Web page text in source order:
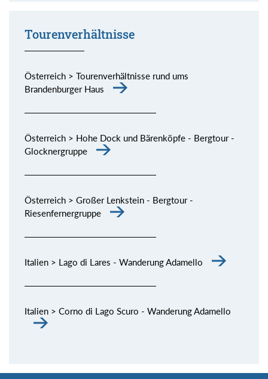
Tourenverhältnisse
Österreich > Tourenverhältnisse rund ums
Brandenburger Haus
Österreich > Hohe Dock und Bärenköpfe - Bergtour -
Glocknergruppe
Österreich > Großer Lenkstein - Bergtour -
Riesenfernergruppe
Italien > Lago di Lares - Wanderung Adamello
Italien > Corno di Lago Scuro - Wanderung Adamello